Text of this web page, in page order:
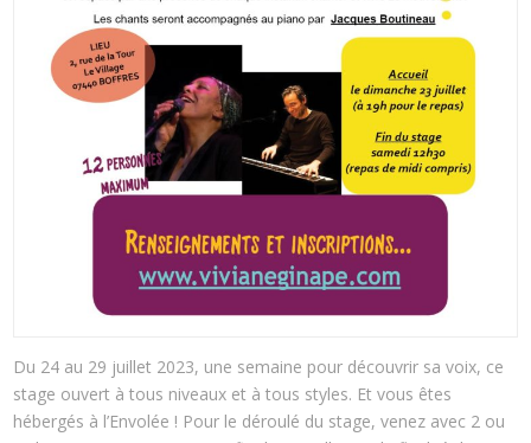
Du 24 au 29 juillet 2023, une semaine pour découvrir sa voix, ce
stage ouvert à tous niveaux et à tous styles. Et vous êtes
hébergés à l’Envolée ! Pour le déroulé du stage, venez avec 2 ou